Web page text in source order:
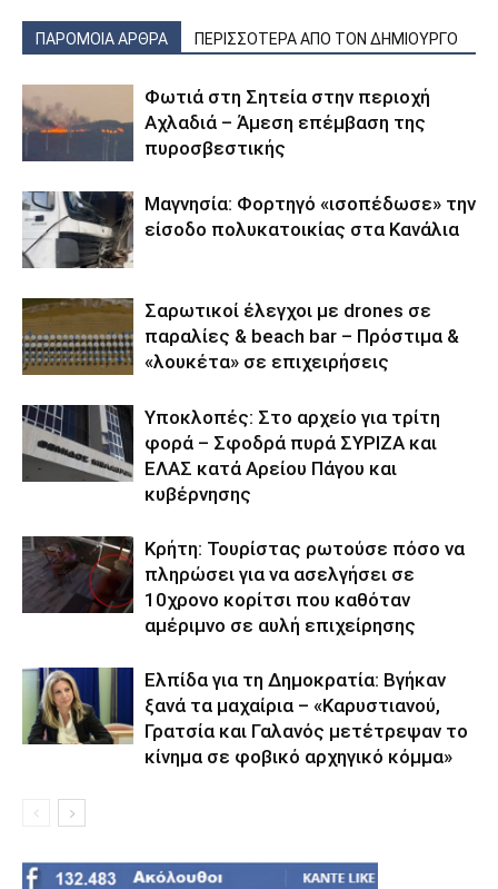
ΠΑΡΟΜΟΙΑ ΑΡΘΡΑ ΠΕΡΙΣΣΟΤΕΡΑ ΑΠΟ ΤΟΝ ΔΗΜΙΟΥΡΓΟ
Φωτιά στη Σητεία στην περιοχή
Αχλαδιά – Άμεση επέμβαση της
πυροσβεστικής
Μαγνησία: Φορτηγό «ισοπέδωσε» την
είσοδο πολυκατοικίας στα Κανάλια
Σαρωτικοί έλεγχοι με drones σε
παραλίες & beach bar – Πρόστιμα &
«λουκέτα» σε επιχειρήσεις
Υποκλοπές: Στο αρχείο για τρίτη
φορά – Σφοδρά πυρά ΣΥΡΙΖΑ και
ΕΛΑΣ κατά Αρείου Πάγου και
κυβέρνησης
Κρήτη: Τουρίστας ρωτούσε πόσο να
πληρώσει για να ασελγήσει σε
10χρονο κορίτσι που καθόταν
αμέριμνο σε αυλή επιχείρησης
Ελπίδα για τη Δημοκρατία: Βγήκαν
ξανά τα μαχαίρια – «Καρυστιανού,
Γρατσία και Γαλανός μετέτρεψαν το
κίνημα σε φοβικό αρχηγικό κόμμα»